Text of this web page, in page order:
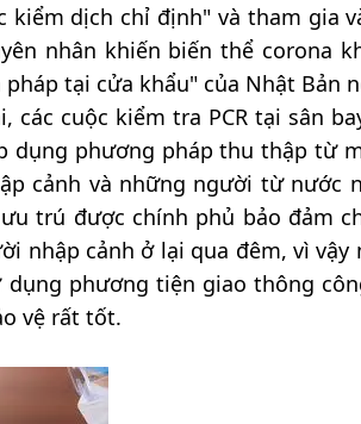
kiểm dịch chỉ định" và tham gia
nhân khiến biến thể corona
pháp tại cửa khẩu" của Nhật Bản
các cuộc kiểm tra PCR tại sân
dụng phương pháp thu thập từ
cảnh và những người từ nước
trú được chính phủ bảo đảm
nhập cảnh ở lại qua đêm, vì
dụng phương tiện giao thông
vệ rất tốt.